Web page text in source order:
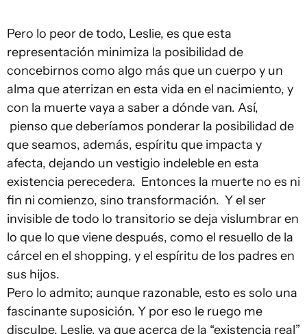
Pero lo peor de todo, Leslie, es que esta
representación minimiza la posibilidad de
concebirnos como algo más que un cuerpo y un
alma que aterrizan en esta vida en el nacimiento, y
con la muerte vaya a saber a dónde van. Así,
pienso que deberíamos ponderar la posibilidad de
que seamos, además, espíritu que impacta y
afecta, dejando un vestigio indeleble en esta
existencia perecedera. Entonces la muerte no es ni
fin ni comienzo, sino transformación. Y el ser
invisible de todo lo transitorio se deja vislumbrar en
lo que lo que viene después, como el resuello de la
cárcel en el shopping, y el espíritu de los padres en
sus hijos.
Pero lo admito; aunque razonable, esto es solo una
fascinante suposición. Y por eso le ruego me
disculpe, Leslie, ya que acerca de la “existencia real”